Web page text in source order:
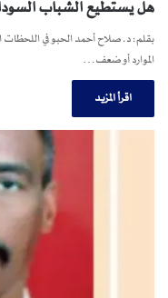
هل يستطيع الشباب
بقلم: د. صلاح أحمد الحبو في اللحظات
الموارد أو ضعف…
اقرأ المزيد